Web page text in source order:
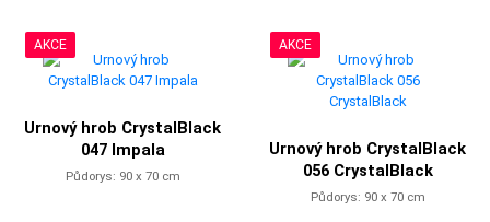
AKCE
Urnový hrob CrystalBlack
047 Impala
Půdorys: 90 x 70 cm
AKCE
Urnový hrob CrystalBlack
056 CrystalBlack
Půdorys: 90 x 70 cm